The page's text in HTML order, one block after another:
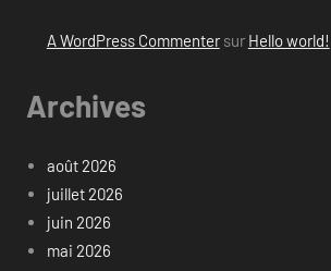
A WordPress Commentersur Hello world!
Archives
août 2026
juillet 2026
juin 2026
mai 2026